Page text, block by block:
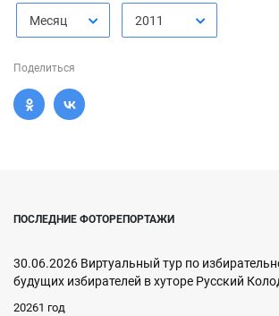
Месяц 2011
Поделиться
ПОСЛЕДНИЕ ФОТОРЕПОРТАЖИ
30.06.2026 Виртуальный тур по
будущих избирателей в хуторе Русский
20261 год